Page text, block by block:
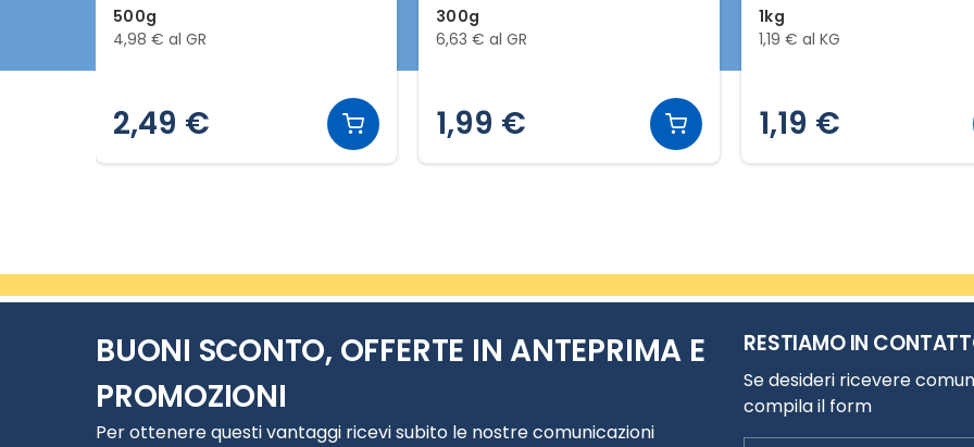
500g
4,98 € al GR
2,49 €
300g
6,63 € al GR
1,99 €
1kg
1,19 € al KG
1,19 €
BUONI SCONTO, OFFERTE IN ANTEPRIMA E
PROMOZIONI
Per ottenere questi vantaggi ricevi subito le nostre comunicazioni
RESTIAMO IN
Se desideri ricevere
compila il form